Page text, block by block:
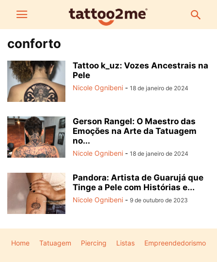
conforto
Tattoo k_uz: Vozes Ancestrais na
Pele
Nicole Ognibeni - 18 de janeiro de 2024
Gerson Rangel: O Maestro das
Emoções na Arte da Tatuagem
no...
Nicole Ognibeni - 18 de janeiro de 2024
Pandora: Artista de Guarujá que
Tinge a Pele com Histórias e...
Nicole Ognibeni - 9 de outubro de 2023
Home Tatuagem Piercing Listas Empreendedorismo